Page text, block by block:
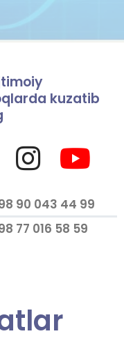
kuzatib
90 043 44 99
77 016 58 59